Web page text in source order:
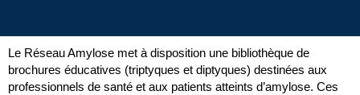
Le Réseau Amylose met à disposition une bibliothèque de
brochures éducatives (triptyques et diptyques) destinées aux
professionnels de santé et aux patients atteints d’amylose. Ces